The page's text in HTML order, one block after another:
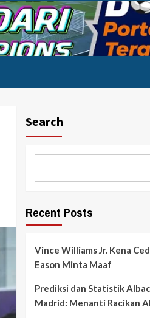
Search
Recent Posts
Vince Williams Jr. Kena
Eason Minta Maaf
Prediksi dan Statistik
Madrid: Menanti Racikan